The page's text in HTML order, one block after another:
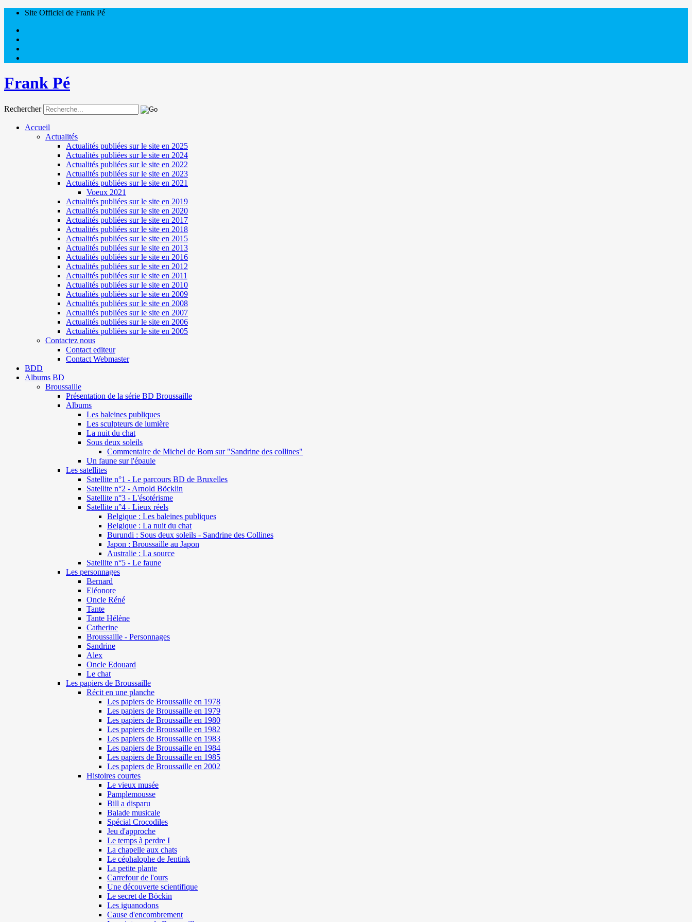
Site Officiel de Frank Pé
Frank Pé
Rechercher
Accueil
Actualités
Actualités publiées sur le site en 2025
Actualités publiées sur le site en 2024
Actualités publiées sur le site en 2022
Actualités publiées sur le site en 2023
Actualités publiées sur le site en 2021
Voeux 2021
Actualités publiées sur le site en 2019
Actualités publiées sur le site en 2020
Actualités publiées sur le site en 2017
Actualités publiées sur le site en 2018
Actualités publiées sur le site en 2015
Actualités publiées sur le site en 2013
Actualités publiées sur le site en 2016
Actualités publiées sur le site en 2012
Actualités publiées sur le site en 2011
Actualités publiées sur le site en 2010
Actualités publiées sur le site en 2009
Actualités publiées sur le site en 2008
Actualités publiées sur le site en 2007
Actualités publiées sur le site en 2006
Actualités publiées sur le site en 2005
Contactez nous
Contact editeur
Contact Webmaster
BDD
Albums BD
Broussaille
Présentation de la série BD Broussaille
Albums
Les baleines publiques
Les sculpteurs de lumière
La nuit du chat
Sous deux soleils
Commentaire de Michel de Bom sur "Sandrine des collines"
Un faune sur l'épaule
Les satellites
Satellite n°1 - Le parcours BD de Bruxelles
Satellite n°2 - Arnold Böcklin
Satellite n°3 - L'ésotérisme
Satellite n°4 - Lieux réels
Belgique : Les baleines publiques
Belgique : La nuit du chat
Burundi : Sous deux soleils - Sandrine des Collines
Japon : Broussaille au Japon
Australie : La source
Satellite n°5 - Le faune
Les personnages
Bernard
Eléonore
Oncle Réné
Tante
Tante Hélène
Catherine
Broussaille - Personnages
Sandrine
Alex
Oncle Edouard
Le chat
Les papiers de Broussaille
Récit en une planche
Les papiers de Broussaille en 1978
Les papiers de Broussaille en 1979
Les papiers de Broussaille en 1980
Les papiers de Broussaille en 1982
Les papiers de Broussaille en 1983
Les papiers de Broussaille en 1984
Les papiers de Broussaille en 1985
Les papiers de Broussaille en 2002
Histoires courtes
Le vieux musée
Pamplemousse
Bill a disparu
Balade musicale
Spécial Crocodiles
Jeu d'approche
Le temps à perdre I
La chapelle aux chats
Le céphalophe de Jentink
La petite plante
Carrefour de l'ours
Une découverte scientifique
Le secret de Böckin
Les iguanodons
Cause d'encombrement